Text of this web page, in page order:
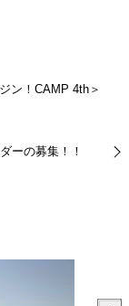
ン！CAMP 4th＞
ーの募集！！